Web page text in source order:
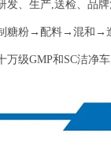
发、生产,送检、品
糖粉→配料→混和
万级GMP和SC洁净